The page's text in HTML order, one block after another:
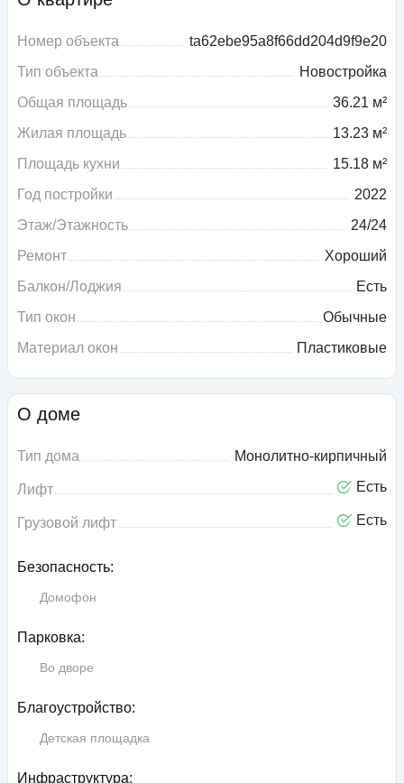
Номер объекта
ta62ebe95a8f66dd204d9f9e20
Тип объекта
Новостройка
Общая площадь
36.21 м²
Жилая площадь
13.23 м²
Площадь кухни
15.18 м²
Год постройки
2022
Этаж/Этажность
24/24
Ремонт
Хороший
Балкон/Лоджия
Есть
Тип окон
Обычные
Материал окон
Пластиковые
О доме
Тип дома Монолитно-кирпичный
Лифт Есть
Грузовой лифт Есть
Безопасность:
Домофон
Парковка:
Во дворе
Благоустройство:
Детская площадка
Инфраструктура: